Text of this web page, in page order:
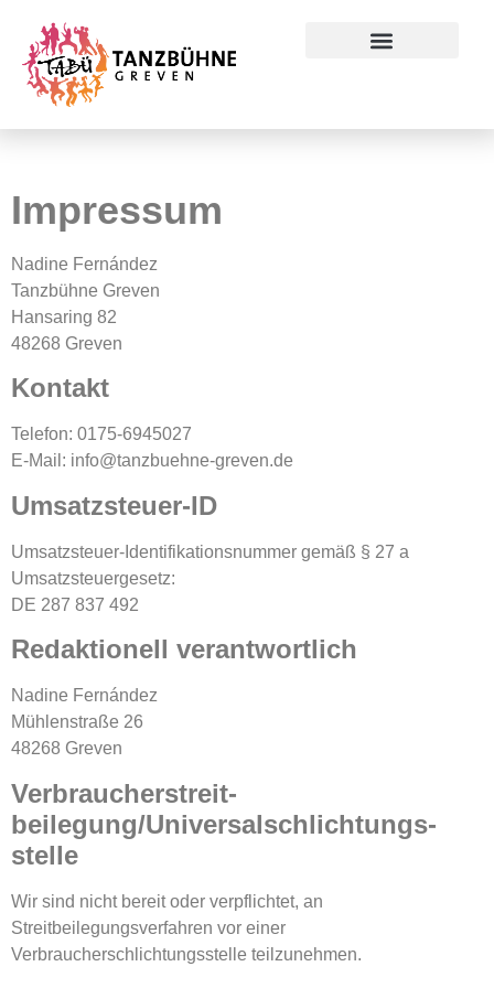
Impressum
Impressum
Nadine Fernández
Tanzbühne Greven
Hansaring 82
48268 Greven
Kontakt
Telefon: 0175-6945027
E-Mail: info@tanzbuehne-greven.de
Umsatzsteuer-ID
Umsatzsteuer-Identifikationsnummer gemäß § 27 a
Umsatzsteuergesetz:
DE 287 837 492
Redaktionell verantwortlich
Nadine Fernández
Mühlenstraße 26
48268 Greven
Verbraucher­streit­
beilegung/Universal­schlichtungs­
stelle
Wir sind nicht bereit oder verpflichtet, an
Streitbeilegungsverfahren vor einer
Verbraucherschlichtungsstelle teilzunehmen.